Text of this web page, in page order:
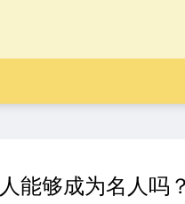
能够成为名人吗？